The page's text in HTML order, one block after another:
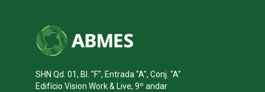
SHN Qd. 01, Bl. "F", Entrada "A", Conj. "A"
Edifício Vision Work & Live, 9º andar